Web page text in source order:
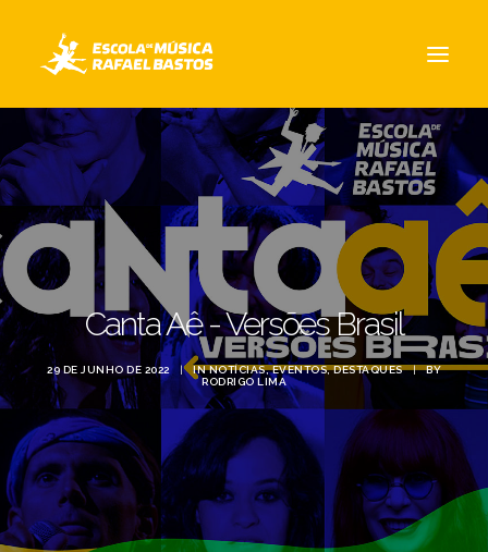
A ESCOLA
CURSOS
NOTÍCIAS
CONTATO / LOCALIZAÇÃO
Canta Aê - Versões Brasil
29 DE JUNHO DE 2022 | INNOTÍCIAS,EVENTOS,DESTAQUES |
BY
RODRIGO LIMA